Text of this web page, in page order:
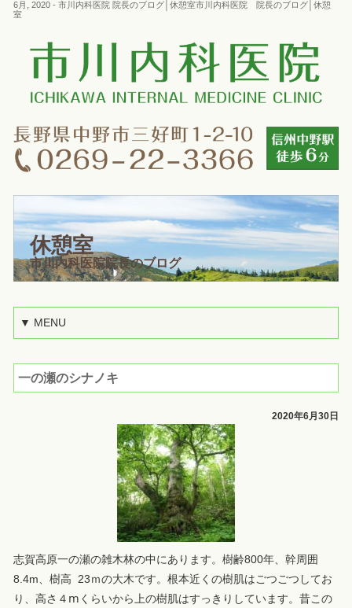
6月, 2020 - 市川内科医院 院長のブログ│休憩室市川内科医院 院長のブログ│休憩
室
休憩室
市川内科医院院長のブログ
▼ MENU
一の瀬のシナノキ
2020年6月30日
志賀高原一の瀬の雑木林の中にあります。樹齢800年、幹周囲
8.4m、樹高 23ｍの大木です。根本近くの樹肌はごつごつしてお
り、高さ４ⅿくらいから上の樹肌はすっきりしています。昔この